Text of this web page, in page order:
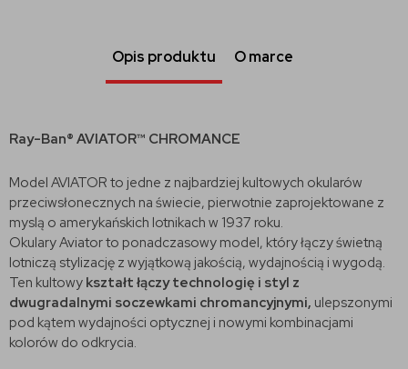
Opis produktu O marce
Ray-Ban® AVIATOR™ CHROMANCE
Model AVIATOR to jedne z najbardziej kultowych okularów
przeciwsłonecznych na świecie, pierwotnie zaprojektowane z
myslą o amerykańskich lotnikach w 1937 roku.
Okulary Aviator to ponadczasowy model, który łączy świetną
lotniczą stylizację z wyjątkową jakością, wydajnością i wygodą.
Ten kultowy kształt łączy technologię i styl z
dwugradalnymi soczewkami chromancyjnymi, ulepszonymi
pod kątem wydajności optycznej i nowymi kombinacjami
kolorów do odkrycia.